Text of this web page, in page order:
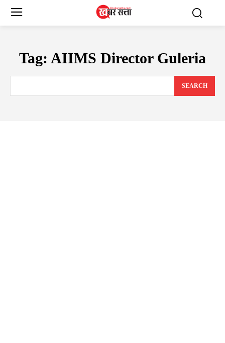
Tag: AIIMS Director Guleria
SEARCH